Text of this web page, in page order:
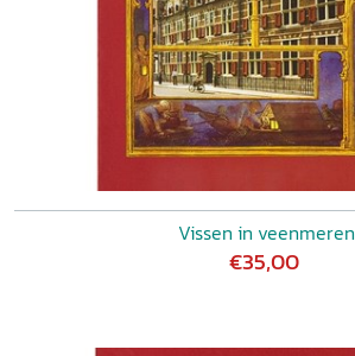
Vissen in veenmeren
€35,00